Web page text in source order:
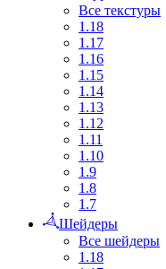
Все текстуры
1.18
1.17
1.16
1.15
1.14
1.13
1.12
1.11
1.10
1.9
1.8
1.7
Шейдеры
Все шейдеры
1.18